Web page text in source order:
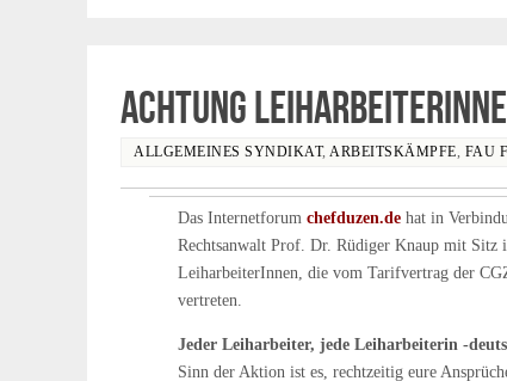
Achtung
ALLGEMEINES SYNDIKAT, ARBEITSKÄMPFE FAU
Das Internetforum chefduzen.de hat in
Rechtsanwalt Prof. Dr. Rüdiger Knaup mit Sitz
LeiharbeiterInnen, die vom Tarifvertrag der
vertreten.
Jeder Leiharbeiter, jede Leiharbeiterin -
Sinn der Aktion ist es, rechtzeitig eure